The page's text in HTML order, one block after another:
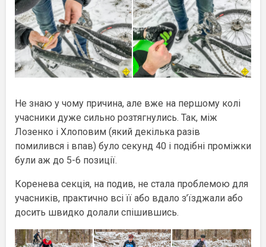
Не знаю у чому причина, але вже на першому колі
учасники дуже сильно розтягнулись. Так, між
Лозенко і Хлоповим (який декілька разів
помилився і впав) було секунд 40 і подібні проміжки
були аж до 5-6 позиції.
Коренева секція, на подив, не стала проблемою для
учасників, практично всі її або вдало з’їзджали або
досить швидко долали спішившись.